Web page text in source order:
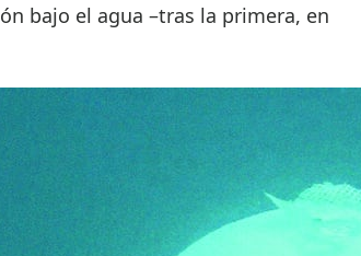
bajo el agua –tras la primera, en